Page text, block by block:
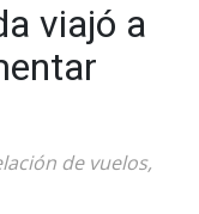
viajó a
de vuelos,